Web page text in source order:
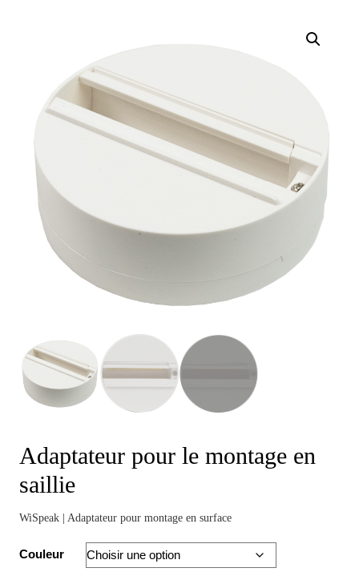
Adaptateur pour le montage en
saillie
WiSpeak | Adaptateur pour montage en surface
Couleur